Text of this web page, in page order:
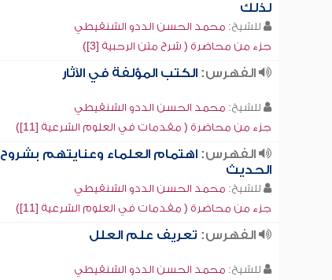
لذلك
للشيخ: محمد الحسن الددو الشنقيطي
جزء من محاضرة ( شرح متن الرحبية [3])
الفهرس:الكتب المؤلفة في الآثار
للشيخ: محمد الحسن الددو الشنقيطي
جزء من محاضرة ( مقدمات في العلوم الشرعية [11])
الفهرس:اهتمام العلماء وعنايتهم بشروح
الحديث
للشيخ: محمد الحسن الددو الشنقيطي
جزء من محاضرة ( مقدمات في العلوم الشرعية [11])
الفهرس: تعريف علم العلل
للشيخ: محمد الحسن الددو الشنقيطي